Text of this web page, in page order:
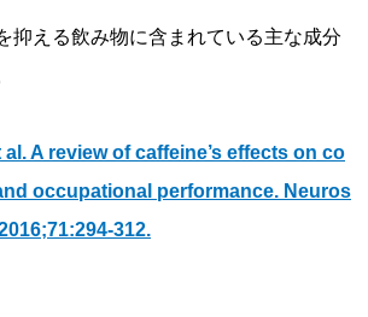
抑える飲み物に含まれている主な成分
al. A review of caffeine’s effects on co
occupational performance. Neuros
312.